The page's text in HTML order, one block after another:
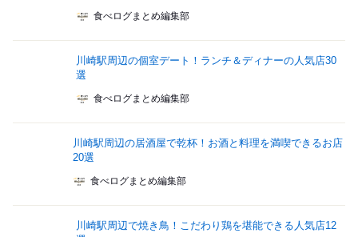
食べログまとめ編集部
川崎駅周辺の個室デート！ランチ＆ディナーの人気店30
選
食べログまとめ編集部
川崎駅周辺の居酒屋で乾杯！お酒と料理を満喫できるお店
20選
食べログまとめ編集部
川崎駅周辺で焼き鳥！こだわり鶏を堪能できる人気店12